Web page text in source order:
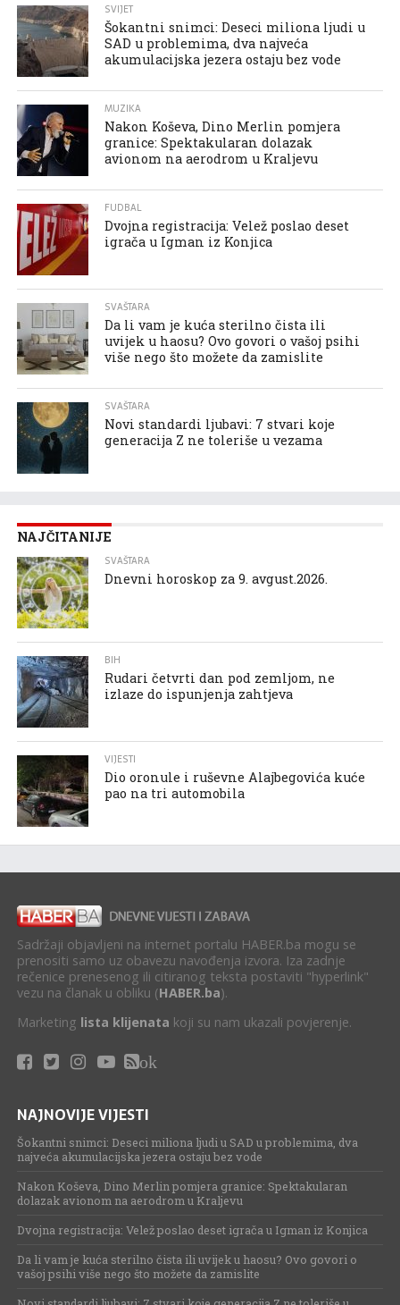
SVIJET
Šokantni snimci: Deseci miliona ljudi u
SAD u problemima, dva najveća
akumulacijska jezera ostaju bez vode
MUZIKA
Nakon Koševa, Dino Merlin pomjera
granice: Spektakularan dolazak
avionom na aerodrom u Kraljevu
FUDBAL
Dvojna registracija: Velež poslao deset
igrača u Igman iz Konjica
SVAŠTARA
Da li vam je kuća sterilno čista ili
uvijek u haosu? Ovo govori o vašoj psihi
više nego što možete da zamislite
SVAŠTARA
Novi standardi ljubavi: 7 stvari koje
generacija Z ne toleriše u vezama
NAJČITANIJE
SVAŠTARA
Dnevni horoskop za 9. avgust.2026.
BIH
Rudari četvrti dan pod zemljom, ne
izlaze do ispunjenja zahtjeva
VIJESTI
Dio oronule i ruševne Alajbegovića kuće
pao na tri automobila
Sadržaji objavljeni na internet portalu HABER.ba mogu se
prenositi samo uz obavezu navođenja izvora. Iza zadnje
rečenice prenesenog ili citiranog teksta postaviti "hyperlink"
vezu na članak u obliku (HABER.ba).
Marketing lista klijenata koji su nam ukazali povjerenje.
ok
NAJNOVIJE VIJESTI
Šokantni snimci: Deseci miliona ljudi u SAD u problemima, dva
najveća akumulacijska jezera ostaju bez vode
Nakon Koševa, Dino Merlin pomjera granice: Spektakularan
dolazak avionom na aerodrom u Kraljevu
Dvojna registracija: Velež poslao deset igrača u Igman iz Konjica
Da li vam je kuća sterilno čista ili uvijek u haosu? Ovo govori o
vašoj psihi više nego što možete da zamislite